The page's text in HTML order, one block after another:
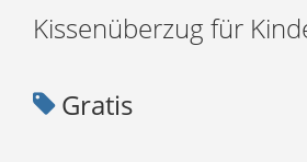
Kissenüberzug für
Gratis